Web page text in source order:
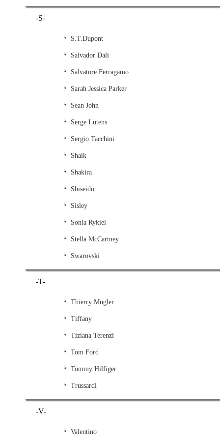
-S-
S.T.Dupont
Salvador Dali
Salvatore Ferragamo
Sarah Jessica Parker
Sean John
Serge Lutens
Sergio Tacchini
Shaik
Shakira
Shiseido
Sisley
Sonia Rykiel
Stella McCartney
Swarovski
-T-
Thierry Mugler
Tiffany
Tiziana Terenzi
Tom Ford
Tommy Hilfiger
Trussardi
-V-
Valentino